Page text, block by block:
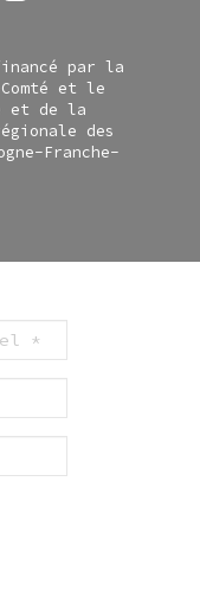
par la
Comté et le
et de la
des
Franche-